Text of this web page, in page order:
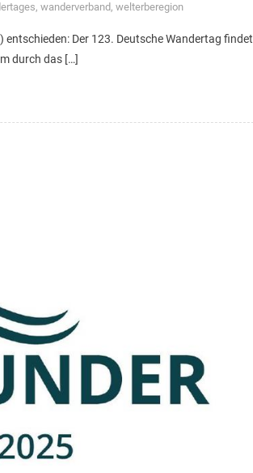
, wanderverband , welterberegion
Der 123. Deutsche Wandertag findet
durch das […]